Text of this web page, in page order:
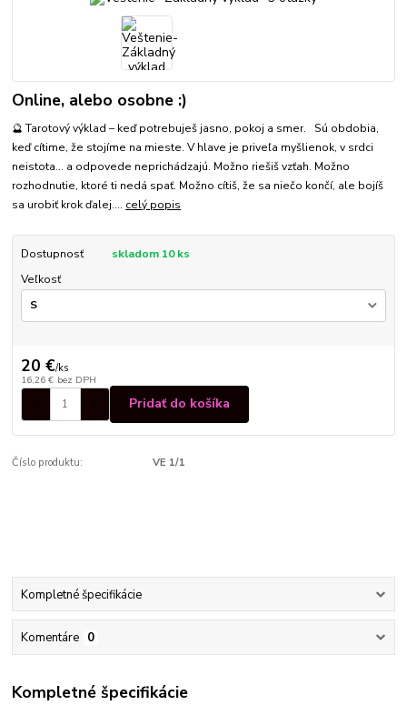
Online, alebo osobne :)
🔮 Tarotový výklad – keď potrebuješ jasno, pokoj a smer. Sú obdobia,
keď cítime, že stojíme na mieste. V hlave je priveľa myšlienok, v srdci
neistota… a odpovede neprichádzajú. Možno riešiš vzťah. Možno
rozhodnutie, ktoré ti nedá spať. Možno cítiš, že sa niečo končí, ale bojíš
sa urobiť krok ďalej.... celý popis
Dostupnosť
skladom 10 ks
Veľkosť
20 €/ks
16,26 € bez DPH
Pridať do košíka
Číslo produktu: VE 1/1
Kompletné špecifikácie
Komentáre 0
Kompletné špecifikácie